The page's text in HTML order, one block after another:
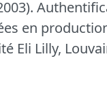
en
Eli Lilly,